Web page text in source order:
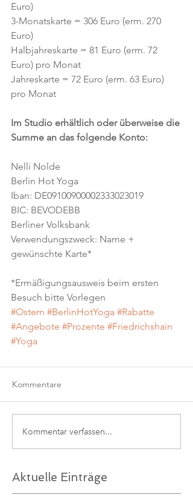
Euro)
3-Monatskarte = 306 Euro (erm. 270
Euro)
Halbjahreskarte = 81 Euro (erm. 72
Euro) pro Monat
Jahreskarte = 72 Euro (erm. 63 Euro)
pro Monat
Im Studio erhältlich oder überweise die
Summe an das folgende Konto:
Nelli Nolde
Berlin Hot Yoga
Iban: DE09100900002333023019
BIC: BEVODEBB
Berliner Volksbank
Verwendungszweck: Name +
gewünschte Karte*
*Ermäßigungsausweis beim ersten
Besuch bitte Vorlegen
#Ostern #BerlinHotYoga #Rabatte
#Angebote #Prozente #Friedrichshain
#Yoga
Kommentare
Kommentar verfassen...
Aktuelle Einträge